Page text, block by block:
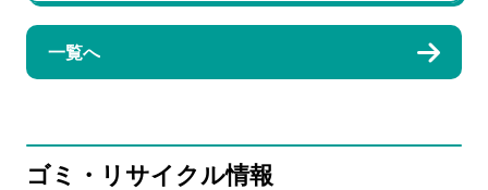
一覧へ
ゴミ・リサイクル情報